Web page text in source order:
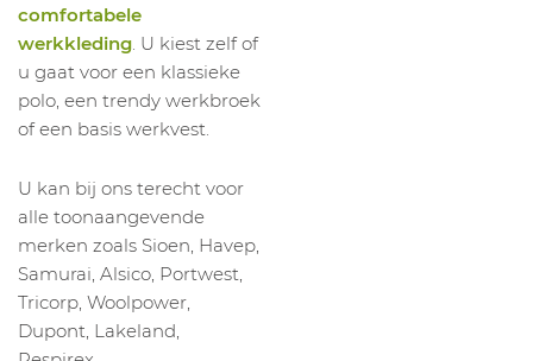
comfortabele
werkkleding. U kiest zelf of
u gaat voor een klassieke
polo, een trendy werkbroek
of een basis werkvest.
U kan bij ons terecht voor
alle toonaangevende
merken zoals Sioen, Havep,
Samurai, Alsico, Portwest,
Tricorp, Woolpower,
Dupont, Lakeland,